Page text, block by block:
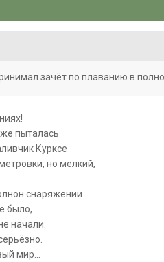
зачёт по плаванию в
пыталась
Курксе
но мелкий,
снаряжении
было,
начали.
мир...